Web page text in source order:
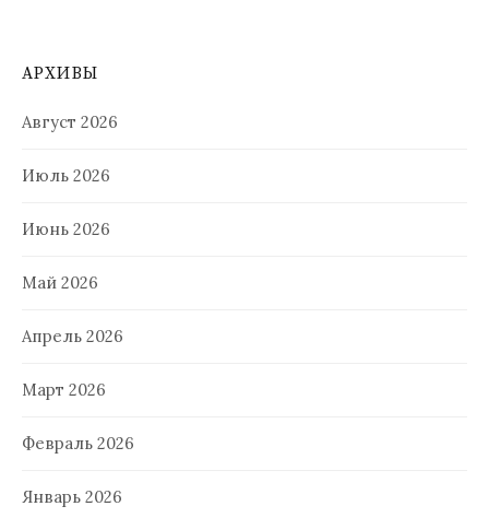
АРХИВЫ
Август 2026
Июль 2026
Июнь 2026
Май 2026
Апрель 2026
Март 2026
Февраль 2026
Январь 2026